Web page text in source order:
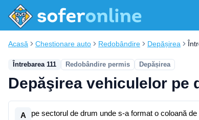
Acasă Chestionare auto Redobândire Depășirea
Întrebarea 111 Redobândire permis Depășirea
Depăşirea vehiculelor pe
A pe sectorul de drum unde s-a format o coloană